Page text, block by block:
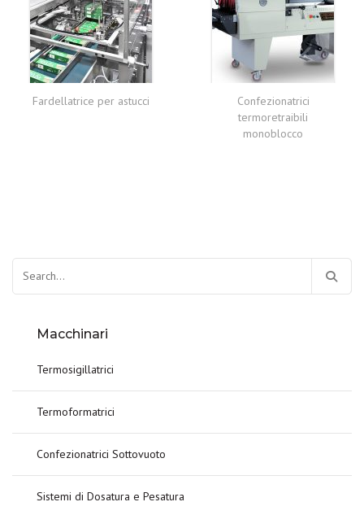
Fardellatrice per astucci
Confezionatrici
termoretraibili
monoblocco
Macchinari
Termosigillatrici
Termoformatrici
Confezionatrici Sottovuoto
Sistemi di Dosatura e Pesatura